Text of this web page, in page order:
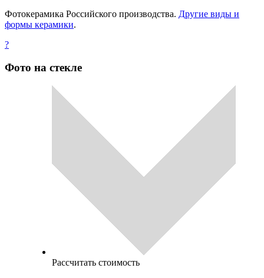
Фотокерамика Российского производства. Другие виды и
формы керамики.
?
Фото на стекле
Рассчитать стоимость